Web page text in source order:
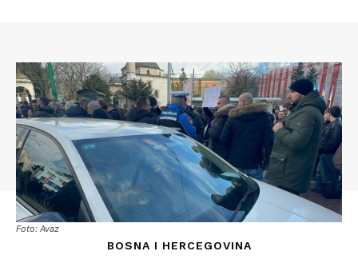
Foto: Avaz
BOSNA I HERCEGOVINA